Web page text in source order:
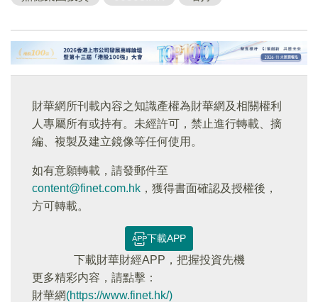
財華網所刊載內容之知識產權為財華網及相關權利
人專屬所有或持有。未經許可，禁止進行轉載、摘
編、複製及建立鏡像等任何使用。
如有意願轉載，請發郵件至
content@finet.com.hk ，獲得書面確認及授權後，
方可轉載。
下載APP
下載財華財經APP，把握投資先機
更多精彩内容，請點擊：
財華網(https://www.finet.hk/)